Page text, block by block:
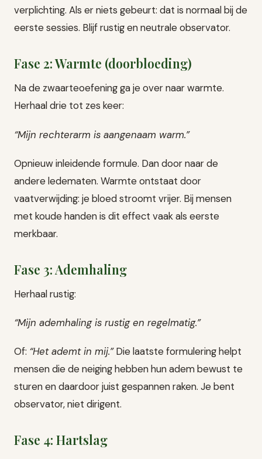
verplichting. Als er niets gebeurt: dat is normaal bij de
eerste sessies. Blijf rustig en neutrale observator.
Fase 2: Warmte (doorbloeding)
Na de zwaarteoefening ga je over naar warmte.
Herhaal drie tot zes keer:
“Mijn rechterarm is aangenaam warm.”
Opnieuw inleidende formule. Dan door naar de
andere ledematen. Warmte ontstaat door
vaatverwijding: je bloed stroomt vrijer. Bij mensen
met koude handen is dit effect vaak als eerste
merkbaar.
Fase 3: Ademhaling
Herhaal rustig:
“Mijn ademhaling is rustig en regelmatig.”
Of: “Het ademt in mij.”Die laatste formulering helpt
mensen die de neiging hebben hun adem bewust te
sturen en daardoor juist gespannen raken. Je bent
observator, niet dirigent.
Fase 4: Hartslag